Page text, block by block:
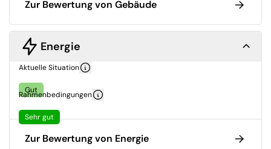
Zur Bewertung von Gebäude
Energie
Aktuelle Situation
Gut
Rahmenbedingungen
Sehr gut
Zur Bewertung von Energie